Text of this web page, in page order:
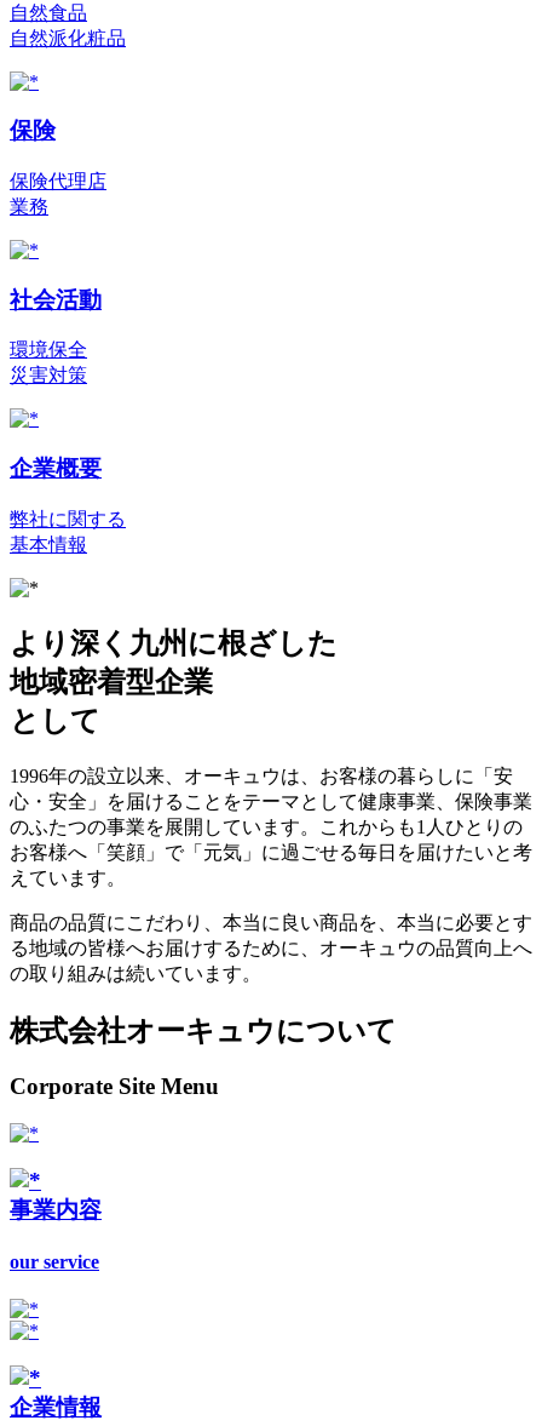
自然食品
自然派化粧品
保険
保険代理店
業務
社会活動
環境保全
災害対策
企業概要
弊社に関する
基本情報
より深く九州に根ざした
地域密着型企業
として
1996年の設立以来、オーキュウは、お客様の暮らしに「安
心・安全」を届けることをテーマとして健康事業、保険事業
のふたつの事業を展開しています。これからも1人ひとりの
お客様へ「笑顔」で「元気」に過ごせる毎日を届けたいと考
えています。
商品の品質にこだわり、本当に良い商品を、本当に必要とす
る地域の皆様へお届けするために、オーキュウの品質向上へ
の取り組みは続いています。
株式会社オーキュウについて
Corporate Site Menu
事業内容
our service
企業情報